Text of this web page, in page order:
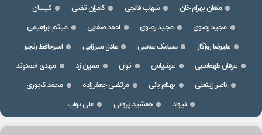
ماهان بهرام خان
شهاب فالجی کامران تفتی
کیسان
مجید رضوی
مجید رضوی احمد صفایی
میثم ابراهیمی
علیرضا روزگار
سیامک عباسی عادل میرزایی
امیرحافظ رنجبر
عرفان طهماسبی
عرشیاس نوان معین زد
مهدی احمدوند
ناصر زینعلی
بهنام بانی مرتضی جعفرزاده
محمد کجوری
نیواد
جمشید پروانی علی نواب